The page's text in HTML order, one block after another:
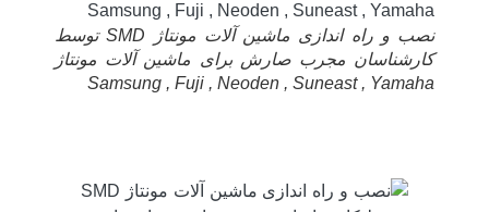
نصب و راه اندازی ماشین آلات مونتاژ SMD توسط
کارشناسان مجرب صارش برای ماشین آلات مونتاژ
Samsung , Fuji , Neoden , Suneast , Yamaha